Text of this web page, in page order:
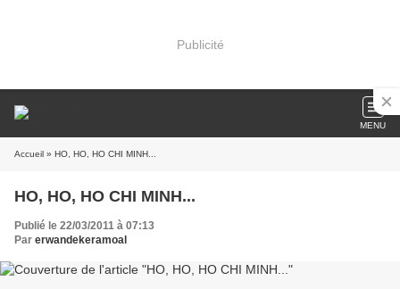
Publicité
MENU
Accueil » HO, HO, HO CHI MINH...
HO, HO, HO CHI MINH...
Publié le 22/03/2011 à 07:13
Par erwandekeramoal